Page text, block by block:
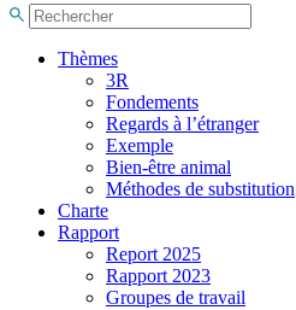
Thèmes
3R
Fondements
Regards à l’étranger
Exemple
Bien-être animal
Méthodes de substitution
Charte
Rapport
Report 2025
Rapport 2023
Groupes de travail